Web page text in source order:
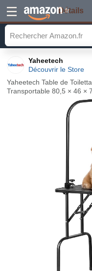
.fr
Yaheetech
Découvrir le Store
Yaheetech Table de
Transportable 80,5 × 46 ×
Détails